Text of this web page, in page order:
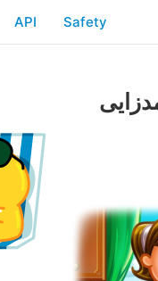
API Safety